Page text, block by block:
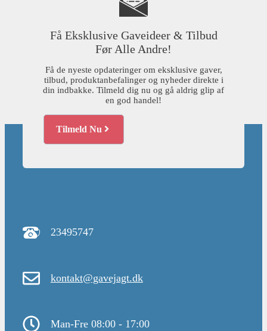
Få Eksklusive Gaveideer & Tilbud
Før Alle Andre!
Få de nyeste opdateringer om eksklusive gaver,
tilbud, produktanbefalinger og nyheder direkte i
din indbakke. Tilmeld dig nu og gå aldrig glip af
en god handel!
Tilmeld Nu
23495747
kontakt@gavejagt.dk
Man-Fre 08:00 - 17:00